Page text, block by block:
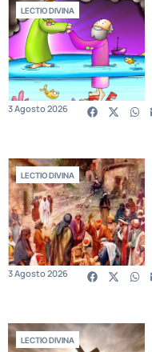
LECTIO DIVINA
3 Agosto 2026
LECTIO DIVINA
3 Agosto 2026
LECTIO DIVINA